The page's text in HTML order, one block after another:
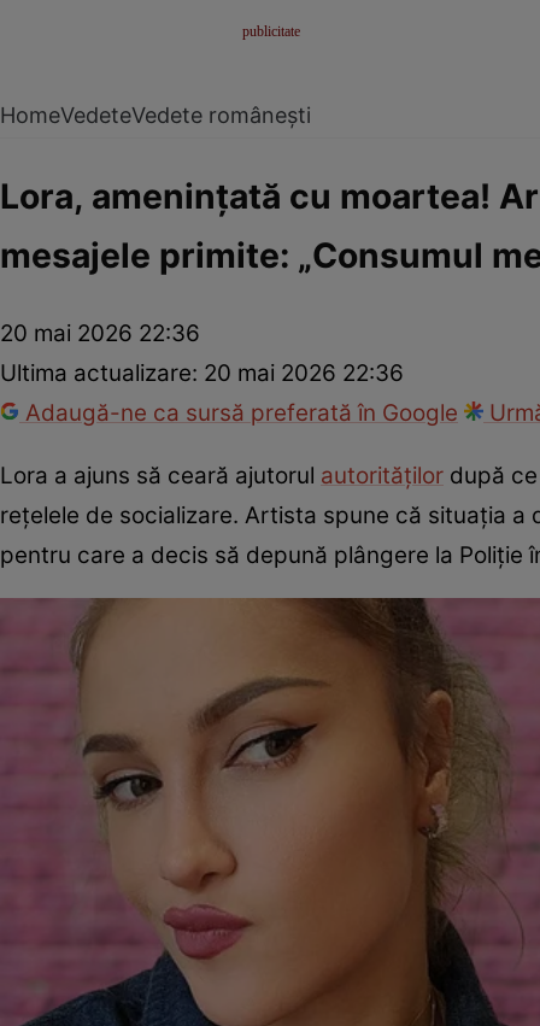
HomeVedeteVedete românești
Lora, amenințată cu moartea!
mesajele primite: „Consumul
20 mai 2026 22:36
Ultima actualizare: 20 mai 2026 22:36
Adaugă-ne ca sursă preferată în Google
Lora a ajuns să ceară ajutorul autorităților după
rețelele de socializare. Artista spune că situația
pentru care a decis să depună plângere la